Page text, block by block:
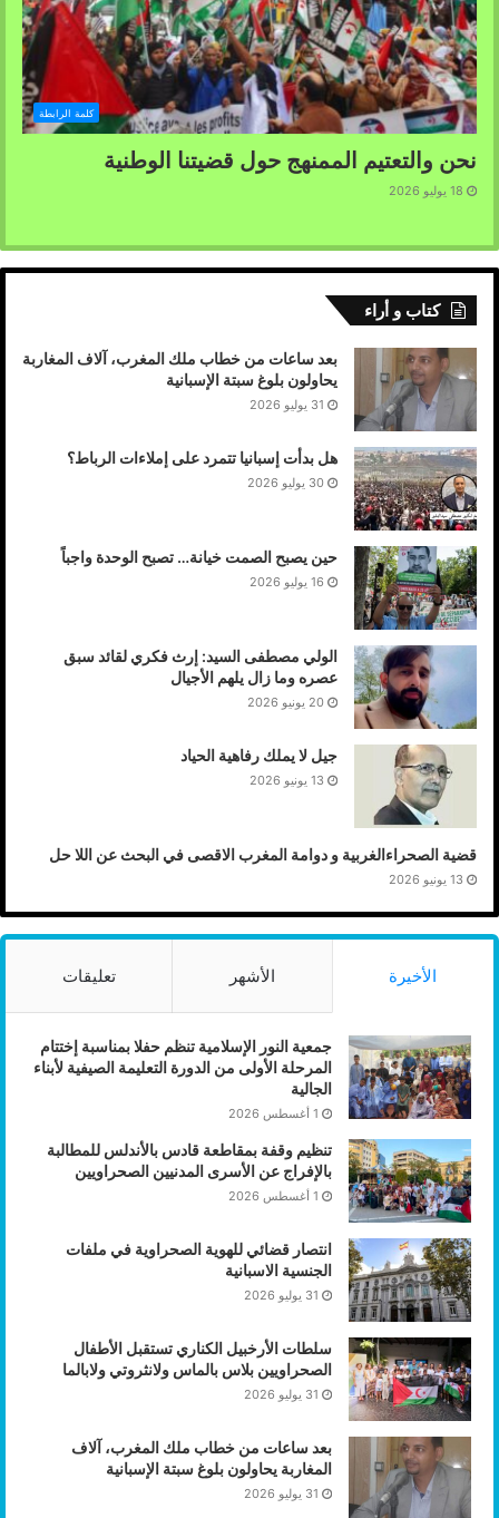
كلمة الرابطة
نحن والتعتيم الممنهج حول قضيتنا الوطنية
18 يوليو 2026
كتاب و أراء
بعد ساعات من خطاب ملك المغرب، آلاف المغاربة
يحاولون بلوغ سبتة الإسبانية
31 يوليو 2026
هل بدأت إسبانيا تتمرد على إملاءات الرباط؟
30 يوليو 2026
حين يصبح الصمت خيانة… تصبح الوحدة واجباً
16 يوليو 2026
الولي مصطفى السيد: إرث فكري لقائد سبق
عصره وما زال يلهم الأجيال
20 يونيو 2026
جيل لا يملك رفاهية الحياد
13 يونيو 2026
قضية الصحراءالغربية و دوامة المغرب الاقصى في البحث عن اللا حل
13 يونيو 2026
الأخيرة الأشهر تعليقات
جمعية النور الإسلامية تنظم حفلا بمناسبة إختتام
المرحلة الأولى من الدورة التعليمة الصيفية لأبناء
الجالية
1 أغسطس 2026
تنظيم وقفة بمقاطعة قادس بالأندلس للمطالبة
بالإفراج عن الأسرى المدنيين الصحراويين
1 أغسطس 2026
انتصار قضائي للهوية الصحراوية في ملفات
الجنسية الاسبانية
31 يوليو 2026
سلطات الأرخبيل الكناري تستقبل الأطفال
الصحراويين بلاس بالماس ولانثروتي ولابالما
31 يوليو 2026
بعد ساعات من خطاب ملك المغرب، آلاف
المغاربة يحاولون بلوغ سبتة الإسبانية
31 يوليو 2026